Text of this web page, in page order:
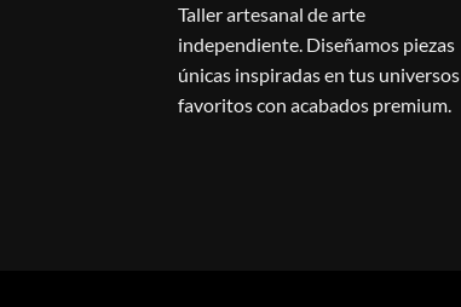
Taller artesanal de arte
independiente. Diseñamos piezas
únicas inspiradas en tus universos
favoritos con acabados premium.